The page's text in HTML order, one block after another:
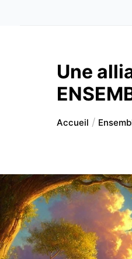
Une
Accueil